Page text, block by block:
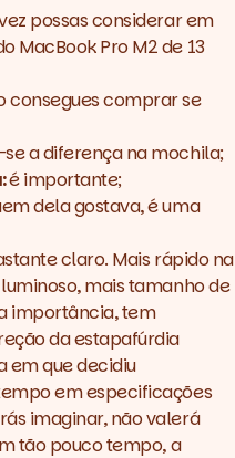
possas considerar em
MacBook Pro M2 de 13
consegues comprar se
a diferença na mochila;
é importante;
dela gostava, é uma
claro. Mais rápido na
luminoso, mais tamanho de
importância, tem
da estapafúrdia
em que decidiu
em especificações
imaginar, não valerá
tão pouco tempo, a